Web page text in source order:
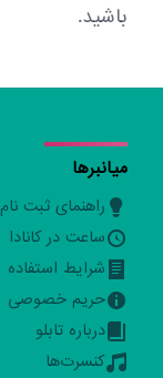
باشید.
میانبرها
راهنمای ثبت نام
ساعت در کانادا
شرایط استفاده
حریم خصوصی
درباره تابلو
کنسرت‌ها